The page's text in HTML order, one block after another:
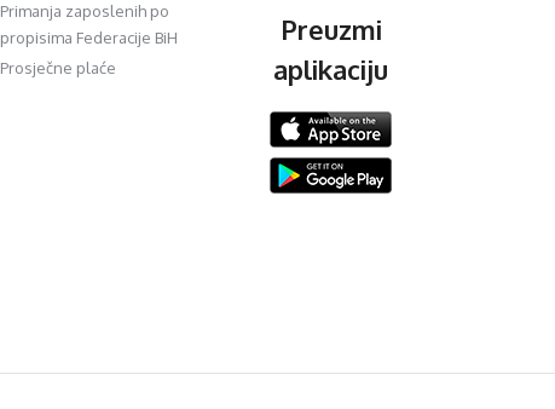
Primanja zaposlenih po
propisima Federacije BiH
Prosječne plaće
Preuzmi
aplikaciju